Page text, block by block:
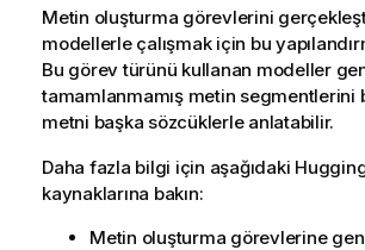
Metin oluşturma görevlerini
modellerle çalışmak için bu
Bu görev türünü kullanan modeller
tamamlanmamış metin segmentlerini
metni başka sözcüklerle anlatabilir.
Daha fazla bilgi için aşağıdaki
kaynaklarına bakın:
Metin oluşturma görevlerine